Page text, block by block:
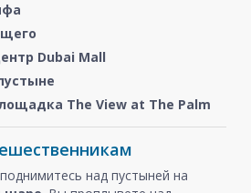
Dubai Mall
The View at The Palm
над пустыней на